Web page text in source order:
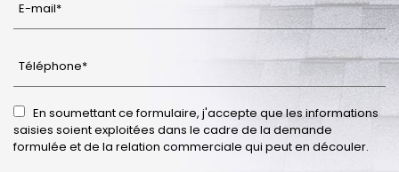
En soumettant ce formulaire, j'accepte que les informations
saisies soient exploitées dans le cadre de la demande
formulée et de la relation commerciale qui peut en découler.